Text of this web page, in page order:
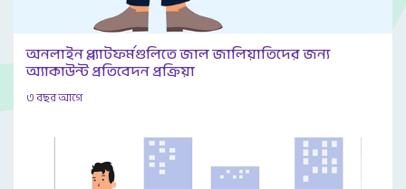
অনলাইন প্ল্যাটফর্মগুলিতে জাল জালিয়াতিদের জন্য
অ্যাকাউন্ট প্রতিবেদন প্রক্রিয়া
৩ বছর আগে